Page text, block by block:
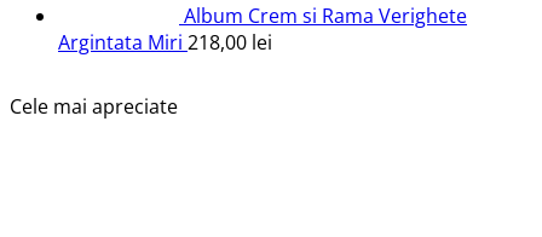
Album Crem si Rama Verighete
Argintata Miri 218,00 lei
Cele mai apreciate